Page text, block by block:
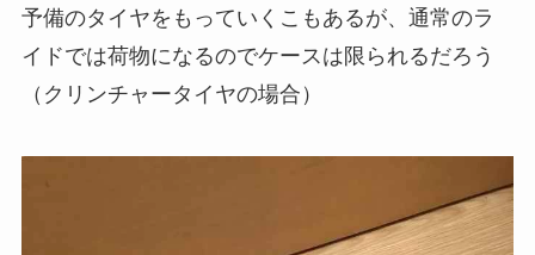
予備のタイヤをもっていくこもあるが、通常のラ
イドでは荷物になるのでケースは限られるだろう
（クリンチャータイヤの場合）